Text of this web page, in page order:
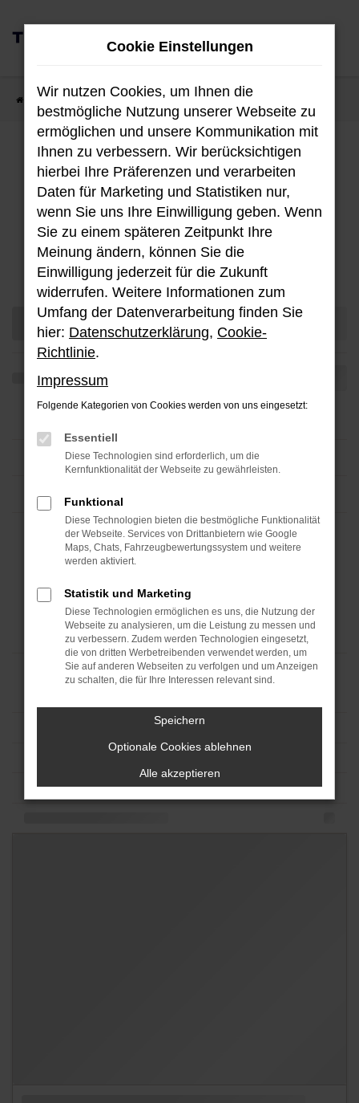
Zum
Hauptinhalt
Fahrzeug-Showroom
Unser aktuellen Bestand an Hyundai
Fahrzeugen.
Cookie Einstellungen
Wir nutzen Cookies, um Ihnen die
bestmögliche Nutzung unserer Webseite zu
ermöglichen und unsere Kommunikation mit
Ihnen zu verbessern. Wir berücksichtigen
hierbei Ihre Präferenzen und verarbeiten
Daten für Marketing und Statistiken nur,
wenn Sie uns Ihre Einwilligung geben. Wenn
Sie zu einem späteren Zeitpunkt Ihre
Meinung ändern, können Sie die
Einwilligung jederzeit für die Zukunft
widerrufen. Weitere Informationen zum
Umfang der Datenverarbeitung finden Sie
hier: Datenschutzerklärung, Cookie-
Richtlinie.
Impressum
Folgende Kategorien von Cookies werden von uns eingesetzt:
Essentiell
Diese Technologien sind erforderlich, um die
Kernfunktionalität der Webseite zu gewährleisten.
Funktional
Diese Technologien bieten die bestmögliche Funktionalität
der Webseite. Services von Drittanbietern wie Google
Maps, Chats, Fahrzeugbewertungssystem und weitere
werden aktiviert.
Statistik und Marketing
Diese Technologien ermöglichen es uns, die Nutzung der
Webseite zu analysieren, um die Leistung zu messen und
zu verbessern. Zudem werden Technologien eingesetzt,
die von dritten Werbetreibenden verwendet werden, um
Sie auf anderen Webseiten zu verfolgen und um Anzeigen
zu schalten, die für Ihre Interessen relevant sind.
Speichern
Optionale Cookies ablehnen
Alle akzeptieren